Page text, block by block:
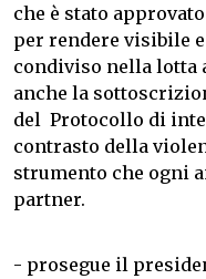
che è stato
per rendere visibile
condiviso nella lotta
anche la
del Protocollo di
contrasto della
strumento che ogni
partner.
- prosegue il